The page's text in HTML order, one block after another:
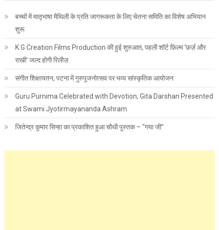
बच्चों में मातृभाषा मैथिली के प्रति जागरूकता के लिए चेतना समिति का विशेष अभियान
शुरू
K.G Creation Films Production की हुई शुरुआत, पहली शॉर्ट फ़िल्म ‘फ़र्ज़ और
राखी’ जल्द होगी रिलीज़
संगीत शिक्षायतन, पटना में गुरुपूजनोत्सव पर भव्य सांस्कृतिक आयोजन
Guru Purnima Celebrated with Devotion; Gita Darshan Presented
at Swami Jyotirmayananda Ashram
जितेन्द्र कुमार सिन्हा का प्रकाशित हुआ चौथी पुस्तक – “गया जी”